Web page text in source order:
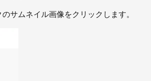
サムネイル画像をクリックします。